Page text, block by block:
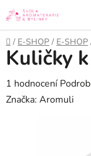
Přejít
na
obsah
Domů
/ E-SHOP / E-SHOP
Kuličky
Průměrné
hodnocení
1 hodnocení
Značka: Aromuli